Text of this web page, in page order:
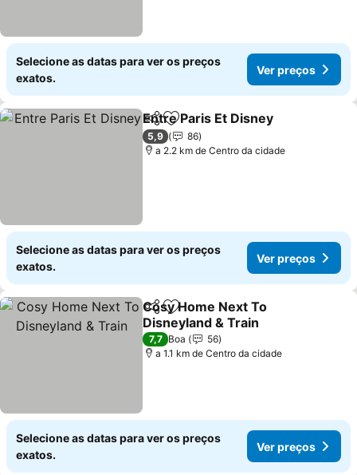
Selecione as datas para ver os preços
exatos.
Ver preços
PartilharAdicionar aos favoritos
Entre Paris Et Disney
5,9
86
a 2.2 km de Centro da cidade
Selecione as datas para ver os preços
exatos.
Ver preços
PartilharAdicionar aos favoritos
Cosy Home Next To
Disneyland & Train
7,7 Boa
56
a 1.1 km de Centro da cidade
Selecione as datas para ver os preços
exatos.
Ver preços